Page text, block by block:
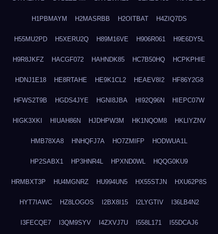
H1PBMAYM H2MASRBB H2OITBAT H4ZIQ7DS
H55MU2PD H5XERU2Q H89M16VE H906R061 H9E6DY5L
H9R8JKFZ HACGF072 HAHNDK85 HC7B50HQ HCPKPHIE
HDNJ1E18 HE8RTAHE HE9K1CL2 HEAEV8I2 HF86Y2G8
HFWS2T9B HGDS4JYE HGNI8JBA HI92Q96N HIEPC07W
HIGK3XKI HIUAH86N HJDHPW3M HK1NQOM8 HKLIYZNV
HMB78XA8 HNHQFJ7A HO7ZMIFP HODWUA1L
HP2SABX1 HP3HNR4L HPXND0WL HQQG0KU9
HRMBXT3P HU4MGNRZ HU994UN5 HX55STJN HXU62P8S
HYT7IAWC HZ8LOGOS I2BX8I15 I2LYGTIV I36LB4N2
I3FECQE7 I3QM9SYV I4ZXVJ7U I558L171 I55DCAJ6